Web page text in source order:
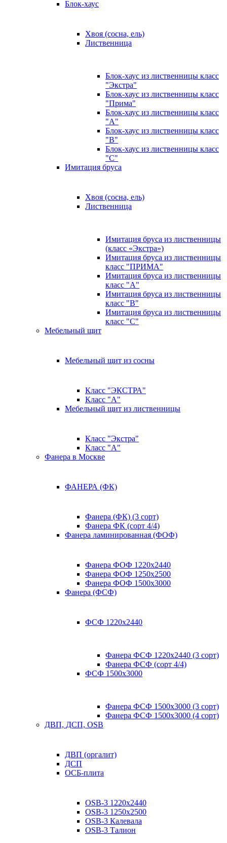
Блок-хаус
Хвоя (сосна, ель)
Лиственница
Блок-хаус из лиственницы класс
"Экстра"
Блок-хаус из лиственницы класс
"Прима"
Блок-хаус из лиственницы класс
"А"
Блок-хаус из лиственницы класс
"B"
Блок-хаус из лиственницы класс
"C"
Имитация бруса
Хвоя (сосна, ель)
Лиственница
Имитация бруса из лиственницы
(класс «Экстра»)
Имитация бруса из лиственницы
класс "ПРИМА"
Имитация бруса из лиственницы
класс "А"
Имитация бруса из лиственницы
класс "B"
Имитация бруса из лиственницы
класс "C"
Мебельный щит
Мебельный щит из сосны
Класс "ЭКСТРА"
Класс "А"
Мебельный щит из лиственницы
Класс "Экстра"
Класс "А"
Фанера в Москве
ФАНЕРА (ФК)
Фанера (ФК) (3 сорт)
Фанера ФК (сорт 4/4)
Фанера ламинированная (ФОФ)
Фанера ФОФ 1220x2440
Фанера ФОФ 1250x2500
Фанера ФОФ 1500x3000
Фанера (ФСФ)
ФСФ 1220х2440
Фанера ФСФ 1220х2440 (3 сорт)
Фанера ФСФ (сорт 4/4)
ФСФ 1500х3000
Фанера ФСФ 1500х3000 (3 сорт)
Фанера ФСФ 1500х3000 (4 сорт)
ДВП, ДСП, OSB
ДВП (оргалит)
ДСП
ОСБ-плита
OSB-3 1220х2440
OSB-3 1250х2500
OSB-3 Калевала
OSB-3 Талион